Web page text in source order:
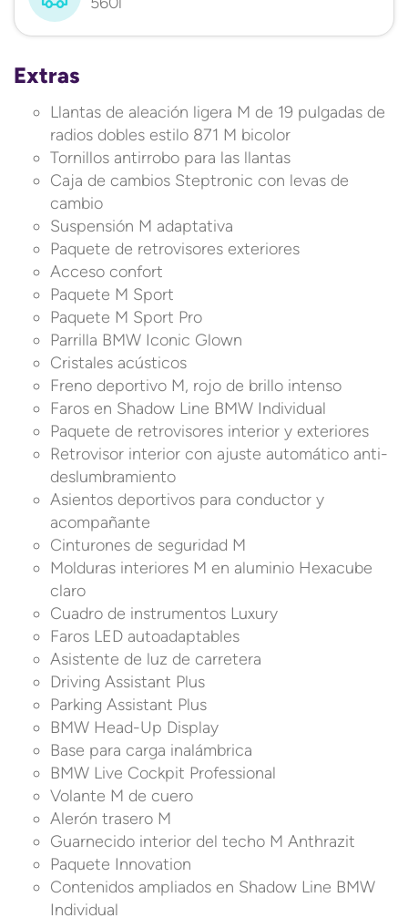
Extras
Llantas de aleación ligera M de 19 pulgadas de
radios dobles estilo 871 M bicolor
Tornillos antirrobo para las llantas
Caja de cambios Steptronic con levas de
cambio
Suspensión M adaptativa
Paquete de retrovisores exteriores
Acceso confort
Paquete M Sport
Paquete M Sport Pro
Parrilla BMW Iconic Glown
Cristales acústicos
Freno deportivo M, rojo de brillo intenso
Faros en Shadow Line BMW Individual
Paquete de retrovisores interior y exteriores
Retrovisor interior con ajuste automático anti-
deslumbramiento
Asientos deportivos para conductor y
acompañante
Cinturones de seguridad M
Molduras interiores M en aluminio Hexacube
claro
Cuadro de instrumentos Luxury
Faros LED autoadaptables
Asistente de luz de carretera
Driving Assistant Plus
Parking Assistant Plus
BMW Head-Up Display
Base para carga inalámbrica
BMW Live Cockpit Professional
Volante M de cuero
Alerón trasero M
Guarnecido interior del techo M Anthrazit
Paquete Innovation
Contenidos ampliados en Shadow Line BMW
Individual